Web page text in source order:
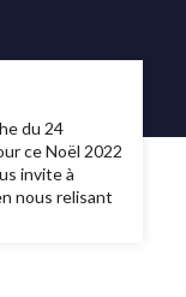
du 24
ce Noël 2022
invite à
nous relisant